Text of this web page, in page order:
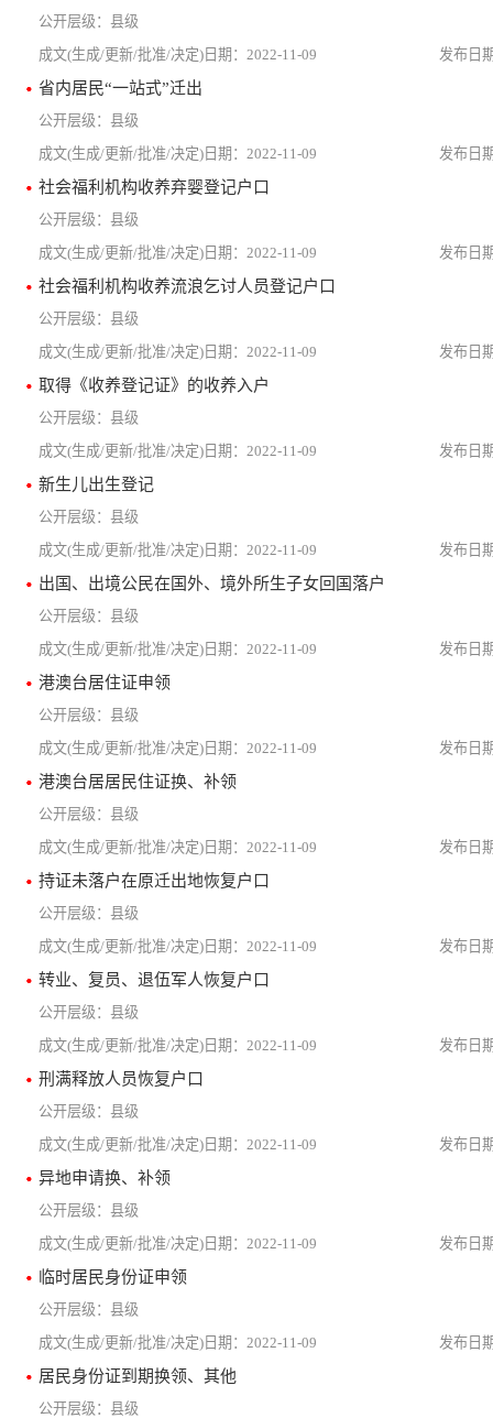
县级
2022-11-09
省内居民“一站式”迁出
县级
2022-11-09
社会福利机构收养弃婴登记户口
县级
2022-11-09
社会福利机构收养流浪乞讨人员登记户口
县级
2022-11-09
取得《收养登记证》的收养入户
县级
2022-11-09
新生儿出生登记
县级
2022-11-09
出国、出境公民在国外、境外所生子女回国落户
县级
2022-11-09
港澳台居住证申领
县级
2022-11-09
港澳台居居民住证换、补领
县级
2022-11-09
持证未落户在原迁出地恢复户口
县级
2022-11-09
转业、复员、退伍军人恢复户口
县级
2022-11-09
刑满释放人员恢复户口
县级
2022-11-09
异地申请换、补领
县级
2022-11-09
临时居民身份证申领
县级
2022-11-09
居民身份证到期换领、其他
县级